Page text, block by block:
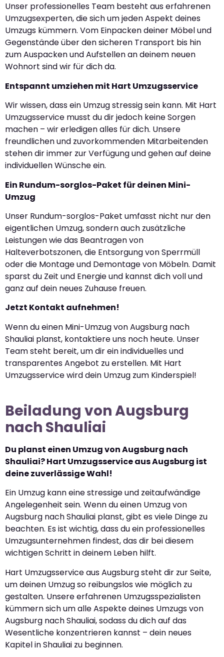
Unser professionelles Team besteht aus erfahrenen
Umzugsexperten, die sich um jeden Aspekt deines
Umzugs kümmern. Vom Einpacken deiner Möbel und
Gegenstände über den sicheren Transport bis hin
zum Auspacken und Aufstellen an deinem neuen
Wohnort sind wir für dich da.
Entspannt umziehen mit Hart Umzugsservice
Wir wissen, dass ein Umzug stressig sein kann. Mit Hart
Umzugsservice musst du dir jedoch keine Sorgen
machen – wir erledigen alles für dich. Unsere
freundlichen und zuvorkommenden Mitarbeitenden
stehen dir immer zur Verfügung und gehen auf deine
individuellen Wünsche ein.
Ein Rundum-sorglos-Paket für deinen Mini-
Umzug
Unser Rundum-sorglos-Paket umfasst nicht nur den
eigentlichen Umzug, sondern auch zusätzliche
Leistungen wie das Beantragen von
Halteverbotszonen, die Entsorgung von Sperrmüll
oder die Montage und Demontage von Möbeln. Damit
sparst du Zeit und Energie und kannst dich voll und
ganz auf dein neues Zuhause freuen.
Jetzt Kontakt aufnehmen!
Wenn du einen Mini-Umzug von Augsburg nach
Shauliai planst, kontaktiere uns noch heute. Unser
Team steht bereit, um dir ein individuelles und
transparentes Angebot zu erstellen. Mit Hart
Umzugsservice wird dein Umzug zum Kinderspiel!
Beiladung von Augsburg
nach Shauliai
Du planst einen Umzug von Augsburg nach
Shauliai? Hart Umzugsservice aus Augsburg ist
deine zuverlässige Wahl!
Ein Umzug kann eine stressige und zeitaufwändige
Angelegenheit sein. Wenn du einen Umzug von
Augsburg nach Shauliai planst, gibt es viele Dinge zu
beachten. Es ist wichtig, dass du ein professionelles
Umzugsunternehmen findest, das dir bei diesem
wichtigen Schritt in deinem Leben hilft.
Hart Umzugsservice aus Augsburg steht dir zur Seite,
um deinen Umzug so reibungslos wie möglich zu
gestalten. Unsere erfahrenen Umzugsspezialisten
kümmern sich um alle Aspekte deines Umzugs von
Augsburg nach Shauliai, sodass du dich auf das
Wesentliche konzentrieren kannst – dein neues
Kapitel in Shauliai zu beginnen.